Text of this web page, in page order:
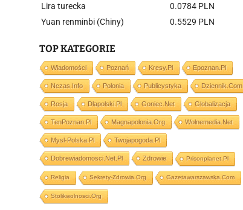
Lira turecka
0.0784 PLN
Yuan renminbi (Chiny)
0.5529 PLN
TOP KATEGORIE
Wiadomości Poznań Kresy.pl Epoznan.pl
Nczas.info Polonia Publicystyka Dziennik.com
Rosja Dlapolski.pl Goniec.net Globalizacja
TenPoznan.pl Magnapolonia.org Wolnemedia.net
Mysl-Polska.pl Twojapogoda.pl
Dobrewiadomosci.net.pl Zdrowie Prisonplanet.pl
Religia Sekrety-Zdrowia.org Gazetawarszawska.com
Stolikwolnosci.org